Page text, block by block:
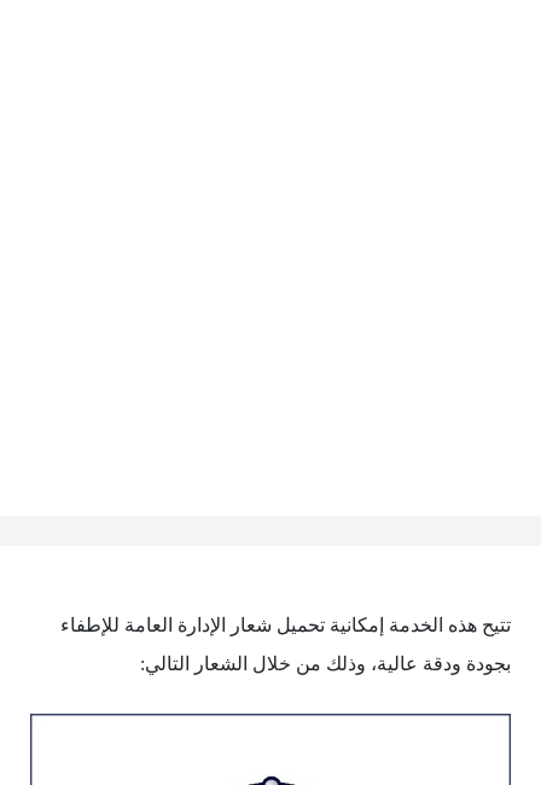
تتيح هذه الخدمة إمكانية تحميل شعار الإدارة العامة للإطفاء
بجودة ودقة عالية، وذلك من خلال الشعار التالي: